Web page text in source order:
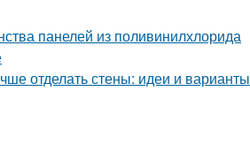
панелей из поливинилхлорида
отделать стены: идеи и варианты